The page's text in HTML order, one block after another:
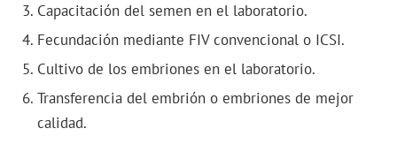
Capacitación del semen en el laboratorio.
Fecundación mediante FIV convencional o ICSI.
Cultivo de los embriones en el laboratorio.
Transferencia del embrión o embriones de mejor
calidad.